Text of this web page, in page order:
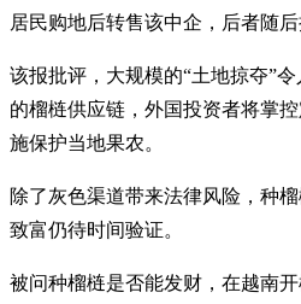
居民购地后转售该中企，后者随后
该报批评，大规模的“土地掠夺”
的榴梿供应链，外国投资者将掌
施保护当地果农。
除了灰色渠道带来法律风险，种
致富仍待时间验证。
被问种榴梿是否能发财，在越南